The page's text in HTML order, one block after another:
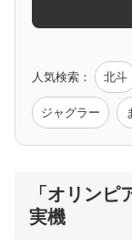
モンハン バイオ
値下げ台
人気検索： 北斗
ジャグラー
「オリン
実機